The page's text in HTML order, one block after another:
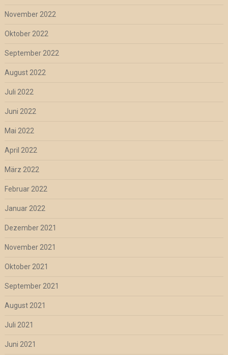
November 2022
Oktober 2022
September 2022
August 2022
Juli 2022
Juni 2022
Mai 2022
April 2022
März 2022
Februar 2022
Januar 2022
Dezember 2021
November 2021
Oktober 2021
September 2021
August 2021
Juli 2021
Juni 2021